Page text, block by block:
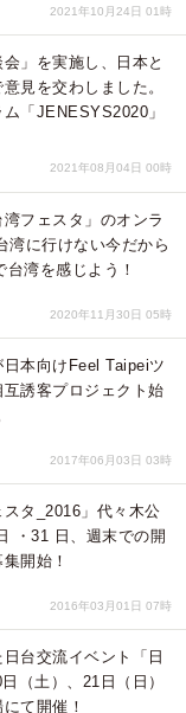
2021年10月24日 01時
」を実施し、日本と
見を交わしました。
「JENESYS2020」
2021年08月04日 00時
フェスタ」のオンラ
湾に行けない今だから
湾を感じよう！
2020年11月30日 05時
本向けFeel Taipeiツ
誘客プロジェクト始
2017年06月03日 03時
スタ_2016」代々木公
・31 日、週末での開
開始！
2016年03月01日 07時
台交流イベント「日
（土）、21日（日）
て開催！